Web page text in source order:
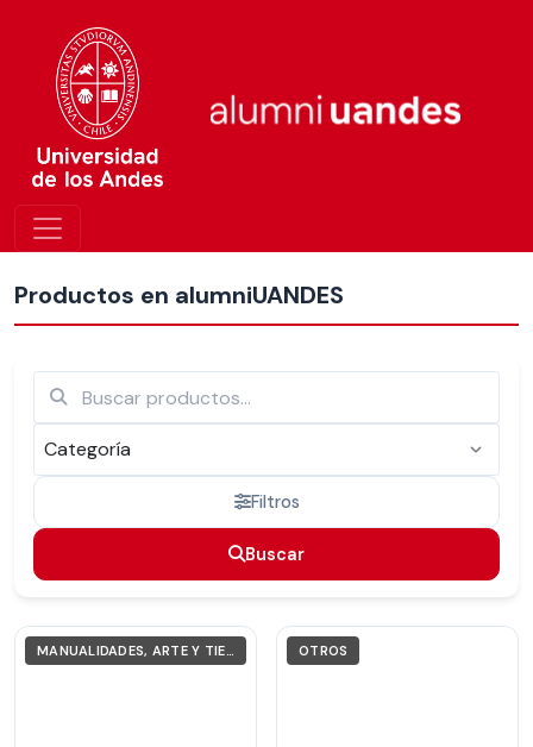
Productos en alumniUANDES
Filtros
Buscar
Buscar
MANUALIDADES, ARTE Y TIEMPO LIBRE OTROS